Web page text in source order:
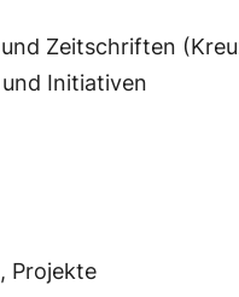
Zeitschriften
Initiativen
Projekte